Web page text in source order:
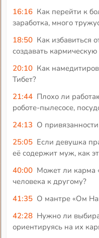
16:16 Как перейти к
заработка, много
18:50 Как избавиться
создавать кармическую
20:10 Как
Тибет?
21:44 Плохо ли
роботе-пылесосе,
24:13 О
25:05 Если девушка
её содержит муж, как
40:00 Может ли карма
человека к другому?
41:35 О мантре «Ом
42:28 Нужно ли
ориентируясь на их